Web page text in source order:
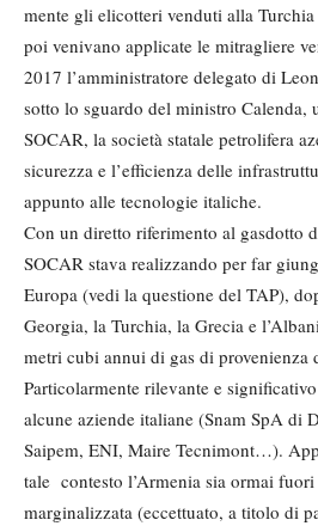
mente gli elicotteri venduti alla
poi venivano applicate le mitragliere
2017 l’amministratore delegato di
sotto lo sguardo del ministro Calenda,
SOCAR, la società statale petrolifera
sicurezza e l’efficienza delle
appunto alle tecnologie italiche.
Con un diretto riferimento al gasdotto
SOCAR stava realizzando per far
Europa (vedi la questione del TAP),
Georgia, la Turchia, la Grecia e
metri cubi annui di gas di provenienza
Particolarmente rilevante e
alcune aziende italiane (Snam SpA di
Saipem, ENI, Maire Tecnimont…).
tale contesto l’Armenia sia ormai fuori
marginalizzata (eccettuato, a titolo di